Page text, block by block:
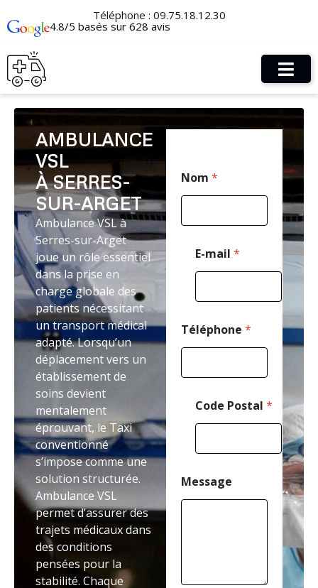
Téléphone : 09.75.18.12.30
4.8/5 basés sur 628 avis
AMBULANCE
VSL
À SERRES-
SUR-ARGET
Ambulance VSL à
Serres-sur-Arget
joue un rôle essentiel
dans la prise en
charge globale des
patients nécessitant
un transport médical
adapté. Lorsqu’un
déplacement vers un
établissement de
soins devient
mentalement
éprouvant, le Taxi
conventionné
s’impose comme une
solution structurée.
Ambulance VSL
permet d’assurer des
trajets médicaux dans
des conditions
pensées pour la
stabilité. Chaque
Nom *
E-mail *
Téléphone *
Code Postal *
T
é
l
é
p
h
d
e
P
a
l
Message